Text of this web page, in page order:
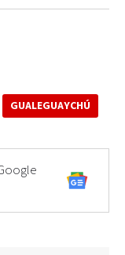
GUALEGUAYCHÚ